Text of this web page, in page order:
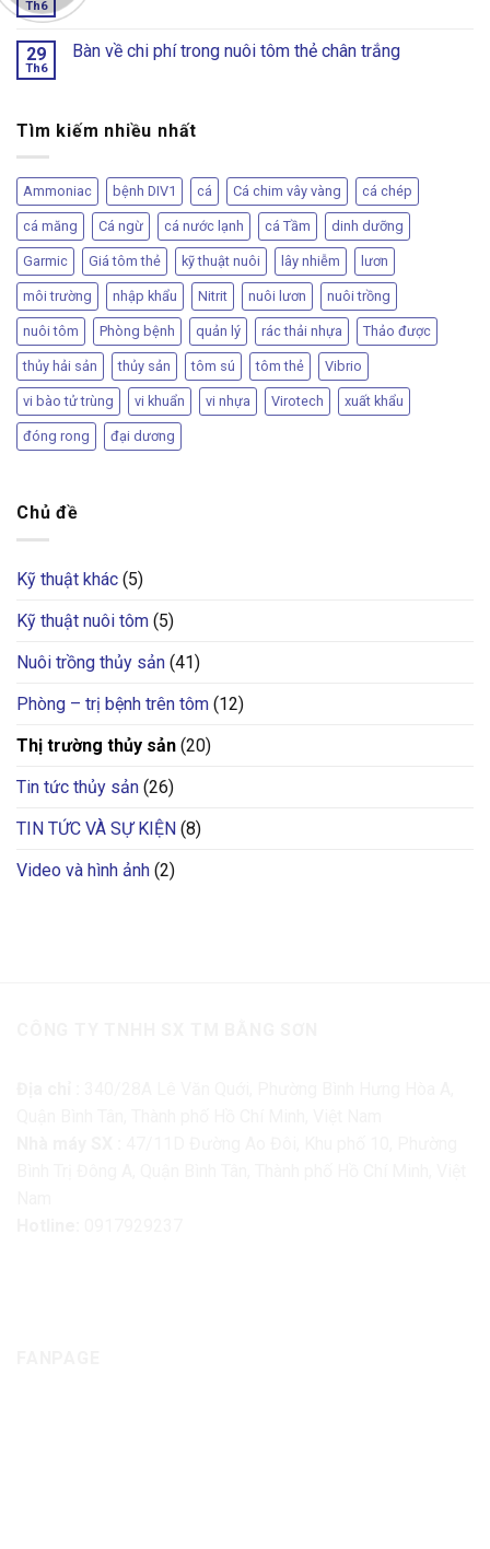
Th6
29
Th6
Bàn về chi phí trong nuôi tôm thẻ chân trắng
Tìm kiếm nhiều nhất
Ammoniac bệnh DIV1 cá Cá chim vây vàng cá chép
cá măng Cá ngừ cá nước lạnh cá Tầm dinh dưỡng
Garmic Giá tôm thẻ kỹ thuật nuôi lây nhiễm lươn
môi trường nhập khẩu Nitrit nuôi lươn nuôi trồng
nuôi tôm Phòng bệnh quản lý rác thải nhựa Thảo được
thủy hải sản thủy sản tôm sú tôm thẻ Vibrio
vi bào tử trùng vi khuẩn vi nhựa Virotech xuất khẩu
đóng rong đại dương
Chủ đề
Kỹ thuật khác (5)
Kỹ thuật nuôi tôm (5)
Nuôi trồng thủy sản (41)
Phòng – trị bệnh trên tôm (12)
Thị trường thủy sản (20)
Tin tức thủy sản (26)
TIN TỨC VÀ SỰ KIỆN (8)
Video và hình ảnh (2)